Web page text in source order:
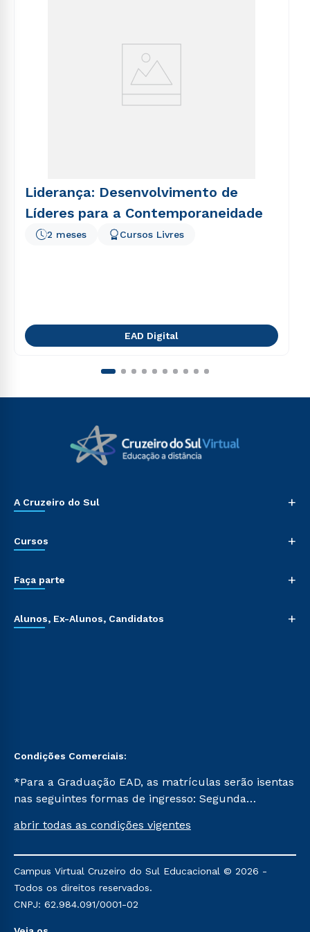
Liderança: Desenvolvimento de
Líderes para a Contemporaneidade
2 meses Cursos Livres
EAD Digital
A Cruzeiro do Sul +
Cursos +
Faça parte +
Alunos, Ex-Alunos, Candidatos +
Condições Comerciais:
*Para a Graduação EAD, as matrículas serão isentas
nas seguintes formas de ingresso: Segunda
Já para as demais, a taxa de matrícula será de R$
mencionadas são referentes aos cursos: Ensino
Religioso, Geografia para a Docência e Metodologia
do Ensino de História: Questões Atuais.
abrir todas as condições vigentes
Campus Virtual Cruzeiro do Sul Educacional © 2026 -
Todos os direitos reservados.
CNPJ: 62.984.091/0001-02